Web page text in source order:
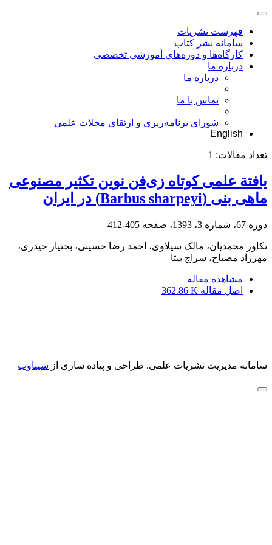
فهرست نشریات
سامانه نشر کتاب
کارگاه‌ها و دوره‌های آموزشی تخصصی
درباره ما
درباره ما
تماس با ما
شورای برنامه‌ریزی و ارتقای مجلات علمی
English
تعداد مقالات: 1
یافتة علمی کوتاه زی‌فن نوین تکثیر مصنوعی
ماهی بنی (Barbus sharpeyi) در ایران
دوره 67، شماره 3، 1393، صفحه 405-412
تکاور محمدیان، مالک سیلاوی، احمد رضا حسینی، بختیار حیدری،
مهرزاد مصباح، سراج بیتا
مشاهده مقاله
اصل مقاله 362.86 K
سامانه مدیریت نشریات علمی. طراحی و پیاده سازی از سیناوب